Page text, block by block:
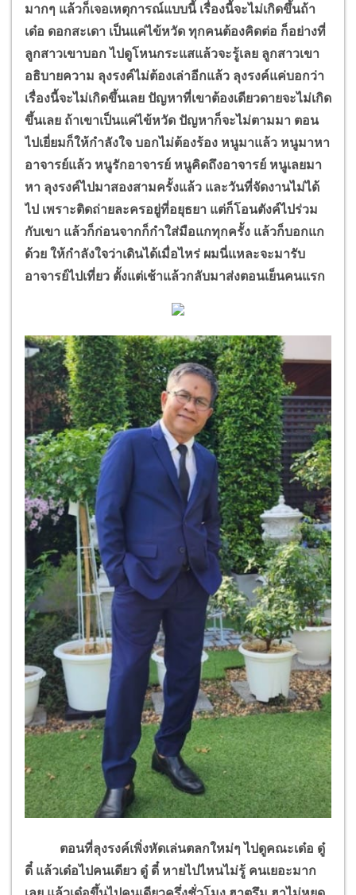
มากๆ แล้วก็เจอเหตุการณ์แบบนี้ เรื่องนี้จะไม่เกิดขึ้นถ้า
เด๋อ ดอกสะเดา เป็นแค่ไข้หวัด ทุกคนต้องคิดต่อ ก็อย่างที่
ลูกสาวเขาบอก ไปดูโหนกระแสแล้วจะรู้เลย ลูกสาวเขา
อธิบายความ ลุงรงค์ไม่ต้องเล่าอีกแล้ว ลุงรงค์แค่บอกว่า
เรื่องนี้จะไม่เกิดขึ้นเลย ปัญหาที่เขาต้องเดียวดายจะไม่เกิด
ขึ้นเลย ถ้าเขาเป็นแค่ไข้หวัด ปัญหาก็จะไม่ตามมา ตอน
ไปเยี่ยมก็ให้กำลังใจ บอกไม่ต้องร้อง หนูมาแล้ว หนูมาหา
อาจารย์แล้ว หนูรักอาจารย์ หนูคิดถึงอาจารย์ หนูเลยมา
หา ลุงรงค์ไปมาสองสามครั้งแล้ว และวันที่จัดงานไม่ได้
ไป เพราะติดถ่ายละครอยู่ที่อยุธยา แต่ก็โอนตังค์ไปร่วม
กับเขา แล้วก็ก่อนจากก็กำใส่มือแกทุกครั้ง แล้วก็บอกแก
ด้วย ให้กำลังใจว่าเดินได้เมื่อไหร่ ผมนี่แหละจะมารับ
อาจารย์ไปเที่ยว ตั้งแต่เช้าแล้วกลับมาส่งตอนเย็นคนแรก
ตอนที่ลุงรงค์เพิ่งหัดเล่นตลกใหม่ๆ ไปดูคณะเด๋อ ดู๋
ดี๋ แล้วเด๋อไปคนเดียว ดู๋ ดี๋ หายไปไหนไม่รู้ คนเยอะมาก